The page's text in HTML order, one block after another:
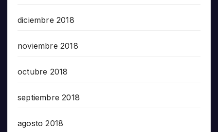
diciembre 2018
noviembre 2018
octubre 2018
septiembre 2018
agosto 2018